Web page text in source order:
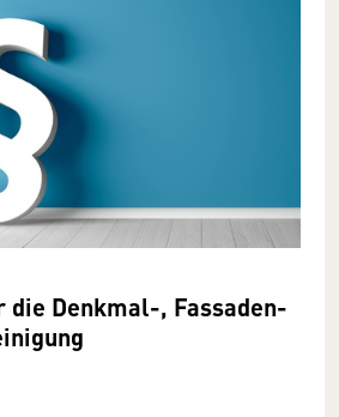
die Denkmal-, Fassaden-